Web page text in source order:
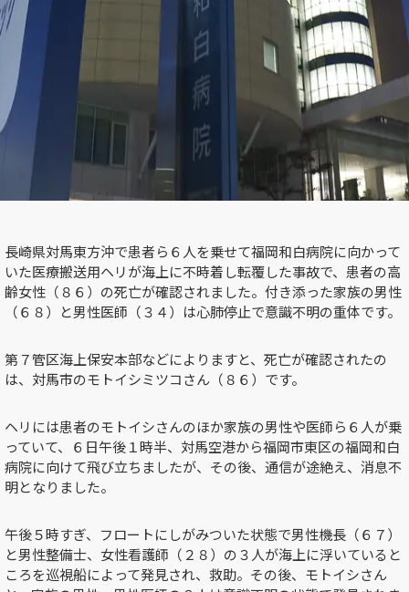
長崎県対馬東方沖で患者ら６人を乗せて福岡和白病院に向かって
いた医療搬送用ヘリが海上に不時着し転覆した事故で、患者の高
齢女性（８６）の死亡が確認されました。付き添った家族の男性
（６８）と男性医師（３４）は心肺停止で意識不明の重体です。
第７管区海上保安本部などによりますと、死亡が確認されたの
は、対馬市のモトイシミツコさん（８６）です。
ヘリには患者のモトイシさんのほか家族の男性や医師ら６人が乗
っていて、
６日午後１時半、対馬空港から福岡市東区の福岡和白
病院に向けて飛び立ちましたが、その後、通信が途絶え、消息不
明となりました。
午後５時すぎ、フロートにしがみついた状態で男性機長（６７）
と男性整備士、女性看護師（２８）の３人が海上に浮いていると
ころを巡視船によって発見され、救助。その後、モトイシさん